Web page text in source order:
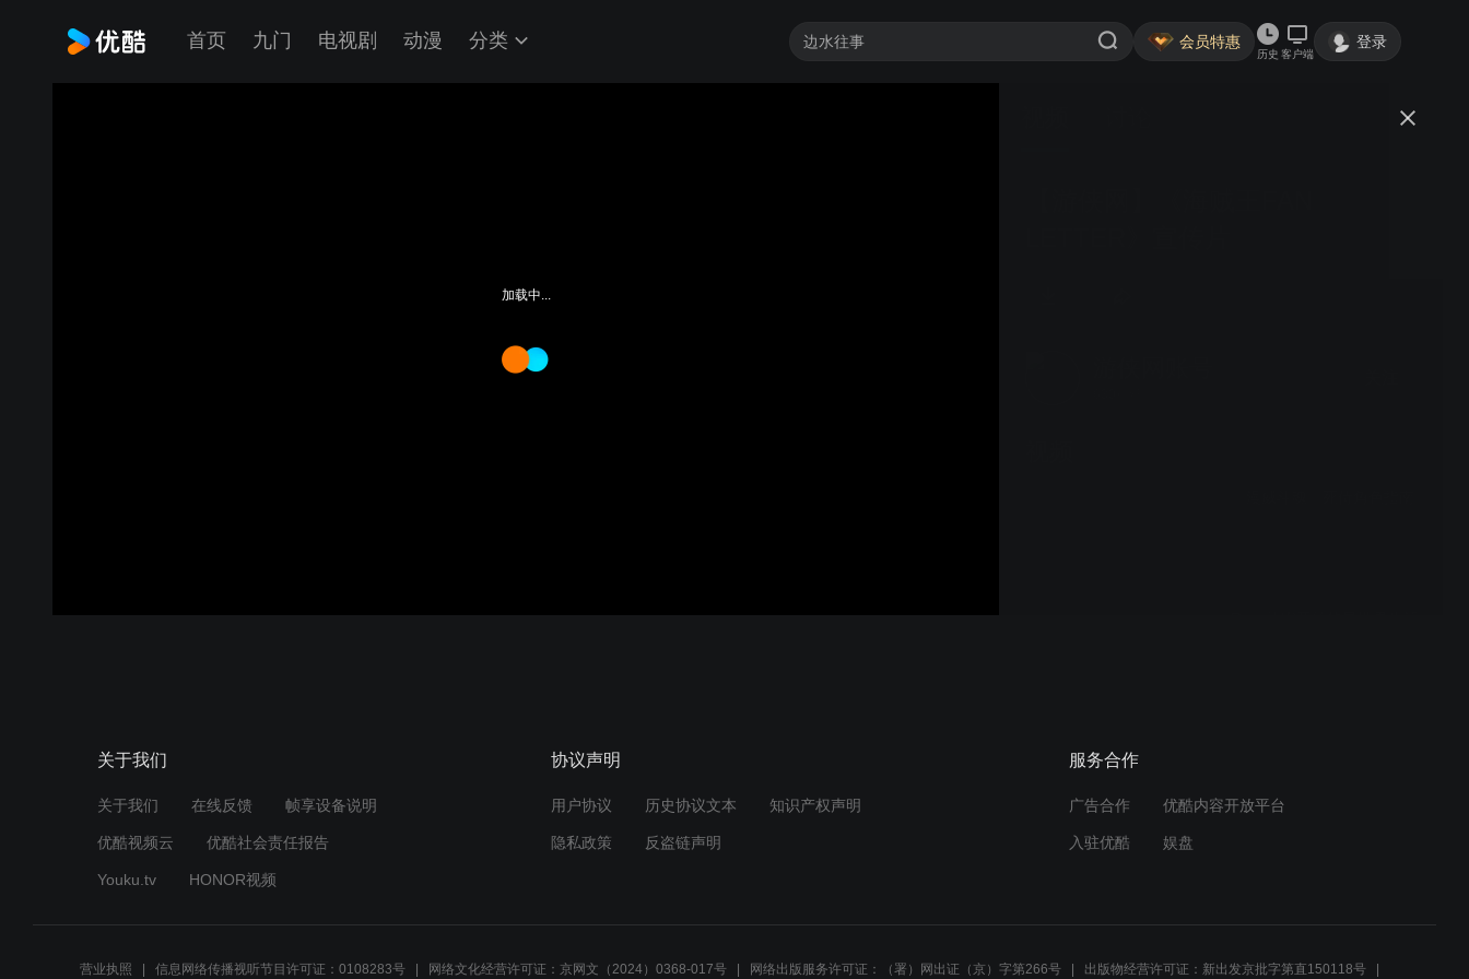
首页 九门 电视剧 动漫 分类 会员特惠
历史 客户端
登录
加载中...
关于我们
关于我们 在线反馈 帧享设备说明
优酷视频云 优酷社会责任报告
Youku.tv HONOR视频
协议声明
用户协议 历史协议文本 知识产权声明
隐私政策 反盗链声明
服务合作
广告合作 优酷内容开放平台
入驻优酷 娱盘
营业执照 信息网络传播视听节目许可证：0108283号 网络文化经营许可证：京网文（2024）0368-017号 网络出版服务许可证：（署）网出证（京）字第266号 出版物经营许可证：新出发京批字第直150118号